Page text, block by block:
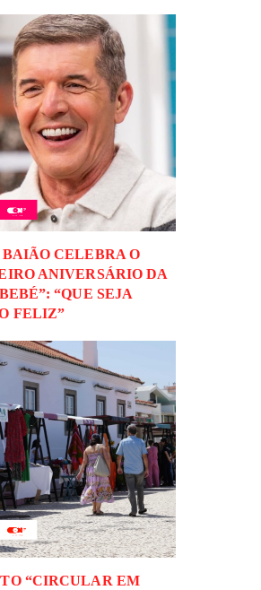
BAIÃO CELEBRA O
ANIVERSÁRIO DA
“QUE SEJA
FELIZ”
“CIRCULAR EM